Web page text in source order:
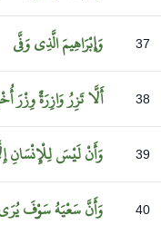
37 وَإِبْرَاهِيمَالَّذِيوَفَّى
38 أَلَّاتَزِرُوَازِرَةٌوِزْرَ
39 وَأَنْلَيْسَلِلْإِنْسَانِ
40 وَأَنَّسَعْيَهُسَوْفَ